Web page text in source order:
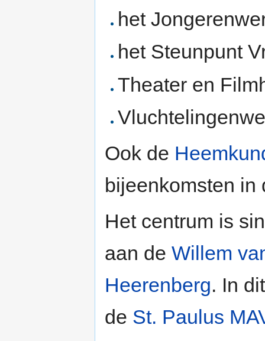
het
het Steunpunt
Theater en
Ook de
bijeenkomsten in
Het centrum is
aan de Willem
Heerenberg. In
de St. Paulus